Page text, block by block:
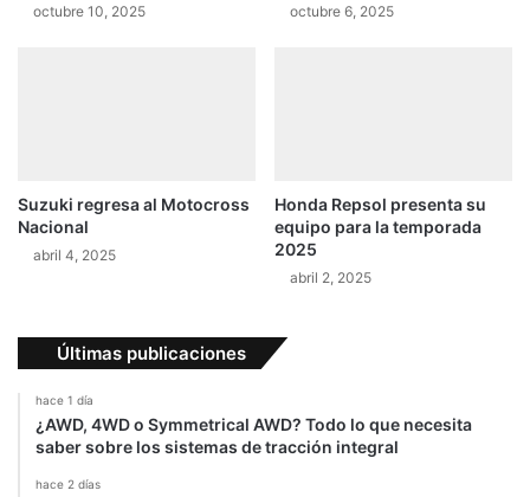
octubre 10, 2025 octubre 6, 2025
Suzuki regresa al Motocross
Nacional
abril 4, 2025
Honda Repsol presenta su
equipo para la temporada
2025
abril 2, 2025
Últimas publicaciones
hace 1 día
¿AWD, 4WD o Symmetrical AWD? Todo lo que necesita
saber sobre los sistemas de tracción integral
hace 2 días